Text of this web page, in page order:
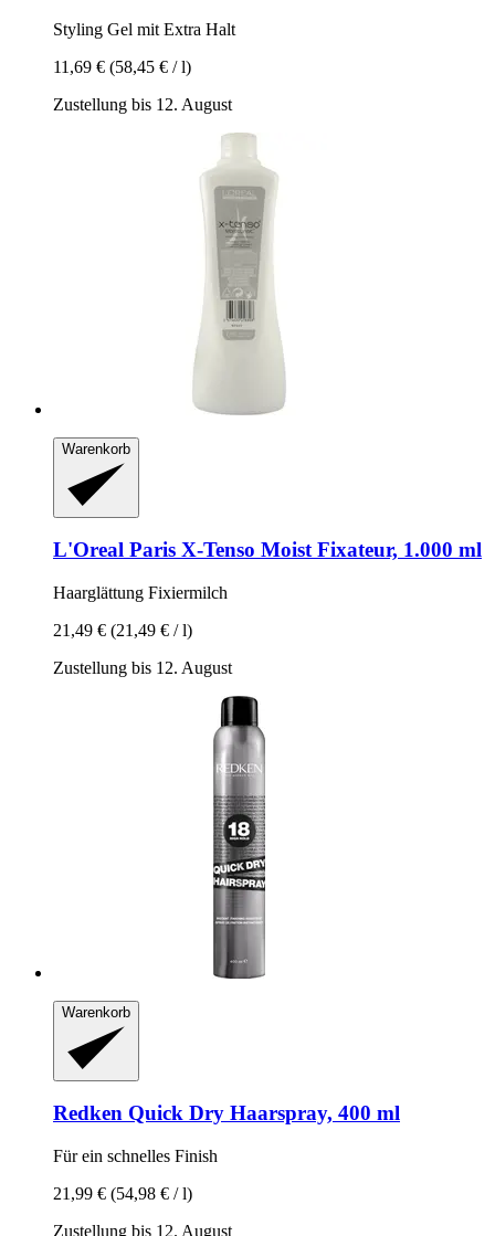
Styling Gel mit Extra Halt
11,69 € (58,45 € / l)
Zustellung bis 12. August
Warenkorb
L'Oreal Paris X-​Tenso Moist Fixateur, 1.000 ml
Haarglättung Fixiermilch
21,49 € (21,49 € / l)
Zustellung bis 12. August
Warenkorb
Redken Quick Dry Haarspray, 400 ml
Für ein schnelles Finish
21,99 € (54,98 € / l)
Zustellung bis 12. August